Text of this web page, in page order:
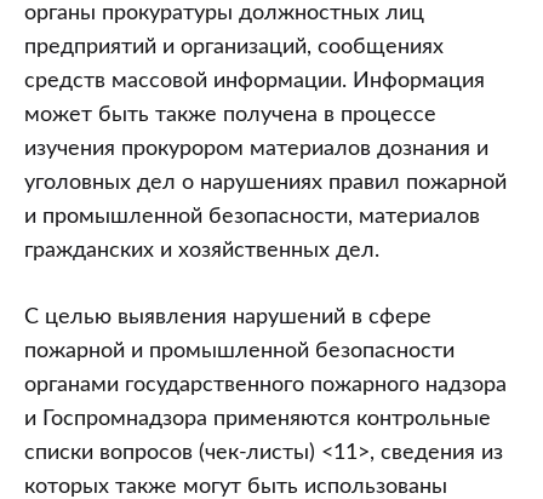
органы прокуратуры должностных лиц
предприятий и организаций, сообщениях
средств массовой информации. Информация
может быть также получена в процессе
изучения прокурором материалов дознания и
уголовных дел о нарушениях правил пожарной
и промышленной безопасности, материалов
гражданских и хозяйственных дел.
С целью выявления нарушений в сфере
пожарной и промышленной безопасности
органами государственного пожарного надзора
и Госпромнадзора применяются контрольные
списки вопросов (чек-листы) <11>, сведения из
которых также могут быть использованы